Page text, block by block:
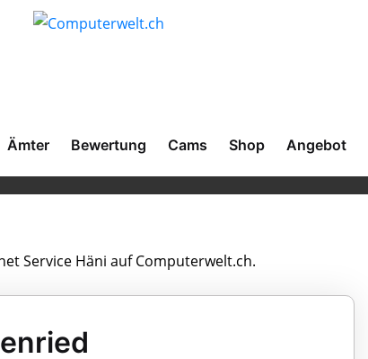
Ämter Bewertung Cams Shop Angebot
Service Häni auf Computerwelt.ch.